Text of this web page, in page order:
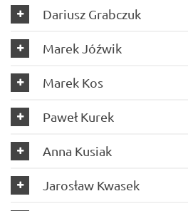
Dariusz Grabczuk
Marek Jóźwik
Marek Kos
Paweł Kurek
Anna Kusiak
Jarosław Kwasek